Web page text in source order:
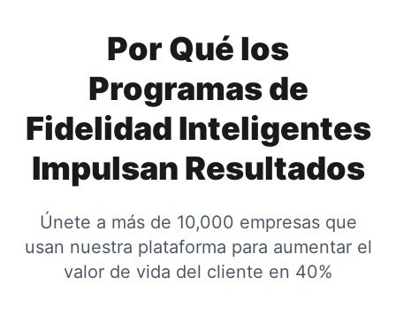
Por Qué los
Programas de
Fidelidad Inteligentes
Impulsan Resultados
Únete a más de 10,000 empresas que
usan nuestra plataforma para aumentar el
valor de vida del cliente en 40%